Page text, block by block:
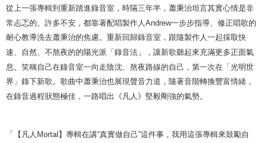
從上一張專輯到重新踏進錄音室，時隔三年半，蕭秉治坦言其實心情是非
常忐忑的。許多不安，都靠著配唱製作人 Andrew一步步指導、修正唱歌的
耐心教導洗去蕭秉治的焦慮。重新回歸錄音室，跟隨製作人一起採取快
速、自然、不熬夜的的陽光派「錄音法」，讓新歌聽起來充滿更多正面氣
息。笑稱自己在錄音室一向走陰沈、熬夜路線的自己，第一次在「光明世
界」錄下新歌。歌曲中蕭秉治也展現聲音力道，隨著音階轉換豐富情緒，
在錄音過程狀態極佳，一路唱出《凡人》堅毅剛強的氣勢。
「【凡人 Mortal 】專輯在講“真實做自己”這件事，我用這張專輯來鼓勵自